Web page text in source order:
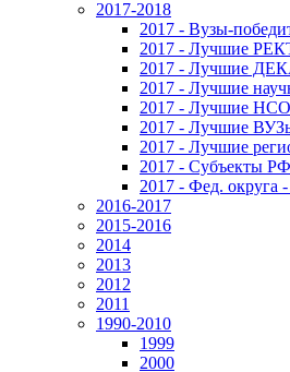
2017-2018
2017 - Вузы-
2017 - Лучшие
2017 - Лучшие
2017 - Лучшие
2017 - Лучшие НСО
2017 - Лучшие
2017 - Лучшие
2017 - Субъекты
2017 - Фед. округа
2016-2017
2015-2016
2014
2013
2012
2011
1990-2010
1999
2000